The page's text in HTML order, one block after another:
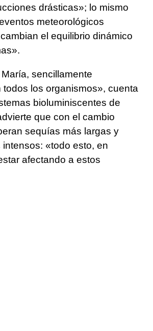
drásticas»; lo mismo
meteorológicos
el equilibrio dinámico
sencillamente
los organismos», cuenta
bioluminiscentes de
que con el cambio
sequías más largas y
«todo esto, en
afectando a estos